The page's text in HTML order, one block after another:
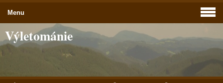
Výletománie
Menu